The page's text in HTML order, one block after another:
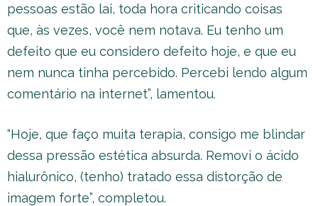
pessoas estão lai, toda hora criticando coisas
que, às vezes, você nem notava. Eu tenho um
defeito que eu considero defeito hoje, e que eu
nem nunca tinha percebido. Percebi lendo algum
comentário na internet”, lamentou.
“Hoje, que faço muita terapia, consigo me blindar
dessa pressão estética absurda. Removi o ácido
hialurônico, (tenho) tratado essa distorção de
imagem forte”, completou.